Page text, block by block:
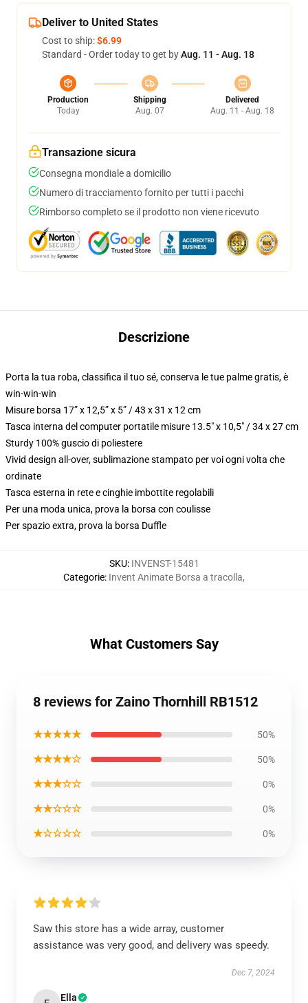
Deliver to United States
Cost to ship:$6.99
Standard - Order today to get byAug. 11 - Aug. 18
Production
Today
Shipping
Aug. 07
Delivered
Aug. 11 - Aug. 18
Transazione sicura
Consegna mondiale a domicilio
Numero di tracciamento fornito per tutti i pacchi
Rimborso completo se il prodotto non viene ricevuto
Descrizione
Porta la tua roba, classifica il tuo sé, conserva le tue palme gratis, è
win-win-win
Misure borsa 17” x 12,5” x 5” / 43 x 31 x 12 cm
Tasca interna del computer portatile misure 13.5" x 10,5" / 34 x 27 cm
Sturdy 100% guscio di poliestere
Vivid design all-over, sublimazione stampato per voi ogni volta che
ordinate
Tasca esterna in rete e cinghie imbottite regolabili
Per una moda unica, prova la borsa con coulisse
Per spazio extra, prova la borsa Duffle
SKU: INVENST-15481
Categorie: Invent Animate Borsa a tracolla,
What Customers Say
8 reviews for Zaino Thornhill RB1512
★★★★★ 50%
★★★★☆ 50%
★★★☆☆ 0%
★★☆☆☆ 0%
★☆☆☆☆ 0%
Saw this store has a wide array, customer
assistance was very good, and delivery was speedy.
Dec 7, 2024
Ella